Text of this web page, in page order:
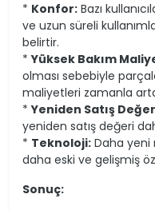
* Konfor: Bazı
ve uzun süreli
belirtir.
*Yüksek Bakım
olması sebebiyle
maliyetleri zamanla
*Yeniden Satış
yeniden satış değeri
* Teknoloji: Daha yeni
daha eski ve gelişmiş
Sonuç: